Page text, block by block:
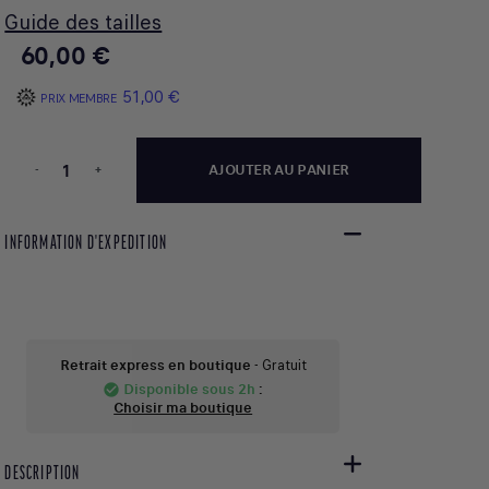
Guide des tailles
60,00 €
PRIX MEMBRE 51,00 €
- + AJOUTER AU PANIER
INFORMATION D'EXPEDITION
Retrait express en boutique - Gratuit
check_circle Disponible sous 2h :
Choisir ma boutique
DESCRIPTION